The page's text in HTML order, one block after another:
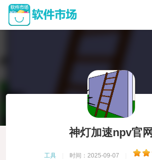
神灯加速npv官网
工具 时间：2025-09-07